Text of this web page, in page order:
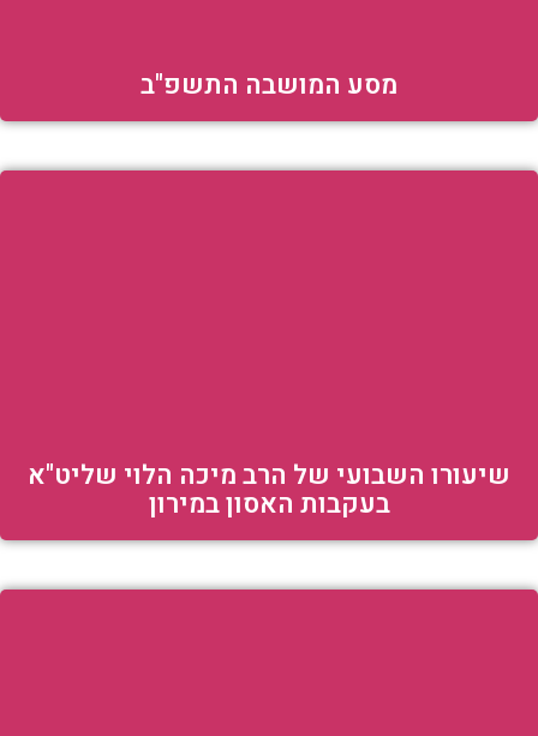
מסע המושבה התשפ"ב
שיעורו השבועי של הרב מיכה הלוי שליט"א
בעקבות האסון במירון